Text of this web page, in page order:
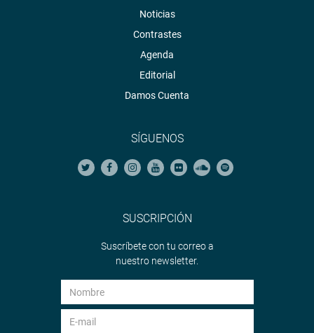
Noticias
Contrastes
Agenda
Editorial
Damos Cuenta
SÍGUENOS
SUSCRIPCIÓN
Suscríbete con tu correo a
nuestro newsletter.